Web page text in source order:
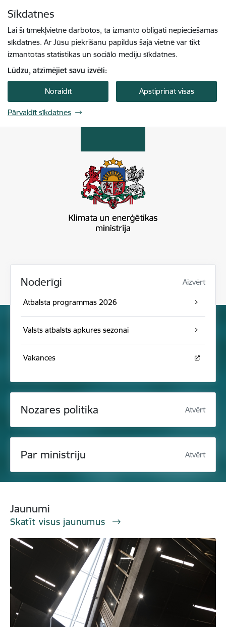
Sīkdatnes
Lai šī tīmekļvietne darbotos, tā izmanto obligāti nepieciešamās
sīkdatnes. Ar Jūsu piekrišanu papildus šajā vietnē var tikt
izmantotas statistikas un sociālo mediju sīkdatnes.
Lūdzu, atzīmējiet savu izvēli:
Noraidīt Apstiprināt visas
Pārvaldīt sīkdatnes
Noderīgi Aizvērt
Atbalsta programmas 2026
Valsts atbalsts apkures sezonai
Vakances
Nozares politika Atvērt
Par ministriju Atvērt
Jaunumi
Skatīt visus jaunumus